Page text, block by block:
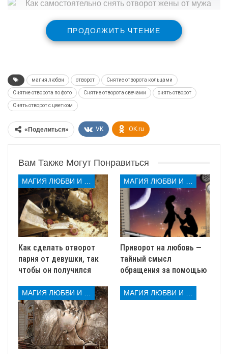
Снять отворот с цветком
землей росток будущего цветка. Важно, чтобы цвел он
красным цветом. Отлично подойдет герань.
В землю, предварительно закопайте любую вещь
женщины-пуговицу от любимого халата, другую
маленькую и дорогую ей вещицу. Сажая росток
Как цветок прорастет, так и
ненависть из сердца жены (имя) от
мужа (имя) уйдет.
Впоследствии, несколько раз в неделю и по мере
зацветания, подходите к горшочку и говорите заговор:
ПРОДОЛЖИТЬ ЧТЕНИЕ
магия любви отворот Снятие отворота кольцами
Снятие отворота по фото Снятие отворота свечами снять отворот
Снять отворот с цветком
«Поделиться» VK OK.ru
Вам Также Могут Понравиться
Как сделать отворот
парня от девушки, так
чтобы он получился
Приворот на любовь —
тайный смысл
обращения за помощью